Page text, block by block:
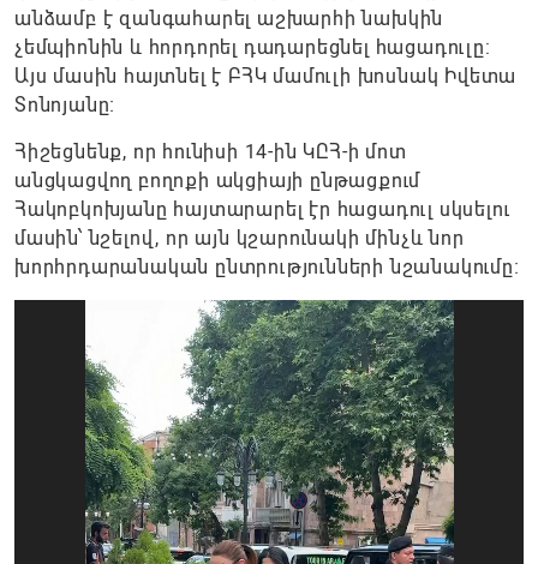
անձամբ է զանգահարել աշխարհի նախկին
չեմպիոնին և հորդորել դադարեցնել հացադուլը:
Այս մասին հայտնել է ԲՀԿ մամուլի խոսնակ Իվետա
Տոնոյանը։
Հիշեցնենք, որ հունիսի 14-ին ԿԸՀ-ի մոտ
անցկացվող բողոքի ակցիայի ընթացքում
Հակոբկոխյանը հայտարարել էր հացադուլ սկսելու
մասին՝ նշելով, որ այն կշարունակի մինչև նոր
խորհրդարանական ընտրությունների նշանակումը։